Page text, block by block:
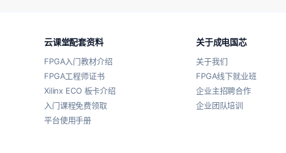
云课堂配套资料
FPGA入门教材介绍
FPGA工程师证书
Xilinx ECO 板卡介绍
入门课程免费领取
平台使用手册
关于成电国芯
关于我们
FPGA线下就业班
企业主招聘合作
企业团队培训